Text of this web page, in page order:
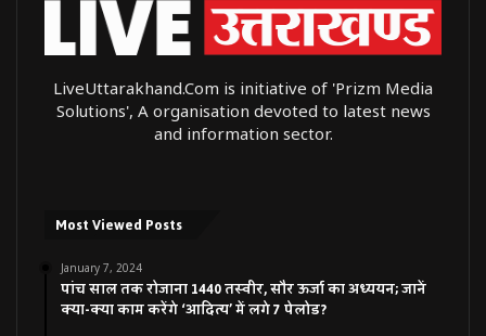
LiveUttarakhand.Com is initiative of 'Prizm Media
Solutions', A organisation devoted to latest news
and information sector.
Most Viewed Posts
January 7, 2024
पांच साल तक रोजाना 1440 तस्वीर, सौर ऊर्जा का अध्ययन; जानें
क्या-क्या काम करेंगे ‘आदित्य’ में लगे 7 पेलोड?